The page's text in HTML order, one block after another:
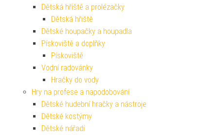
Dětská hřiště a prolézačky
Dětská hřiště
Dětské houpačky a houpadla
Pískoviště a doplňky
Pískoviště
Vodní radovánky
Hračky do vody
Hry na profese a napodobování
Dětské hudební hračky a nástroje
Dětské kostýmy
Dětské nářadí